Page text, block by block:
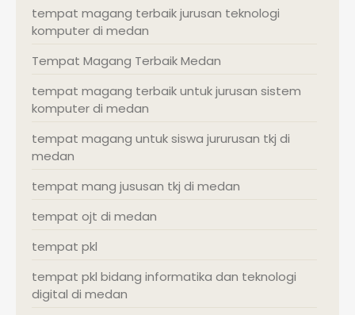
tempat magang terbaik jurusan teknologi
komputer di medan
Tempat Magang Terbaik Medan
tempat magang terbaik untuk jurusan sistem
komputer di medan
tempat magang untuk siswa jururusan tkj di
medan
tempat mang jususan tkj di medan
tempat ojt di medan
tempat pkl
tempat pkl bidang informatika dan teknologi
digital di medan